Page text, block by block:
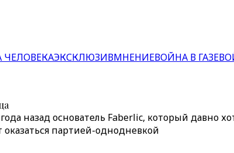
ЧЕЛОВЕКАЭКСКЛЮЗИВМНЕНИЕВОЙНА В ГАЗЕ
назад основатель Faberlic, который давно
партией-однодневкой